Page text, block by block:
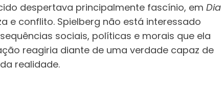
despertava principalmente fascínio, em Dia
e conflito. Spielberg não está interessado
sociais, políticas e morais que ela
reagiria diante de uma verdade capaz de
realidade.